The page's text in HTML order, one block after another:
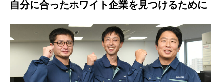
自分に合ったホワイト企業を見つけるために